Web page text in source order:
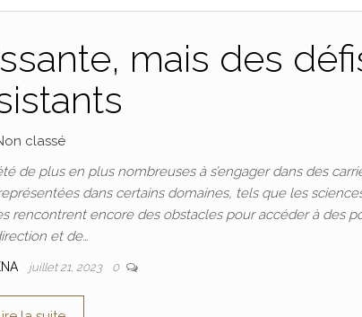
mais des
classé
de plus en plus nombreuses à s’engager dans des
dans certains domaines, tels que les
rencontrent encore des obstacles pour accéder à des
et de…
juillet 21, 2023 0